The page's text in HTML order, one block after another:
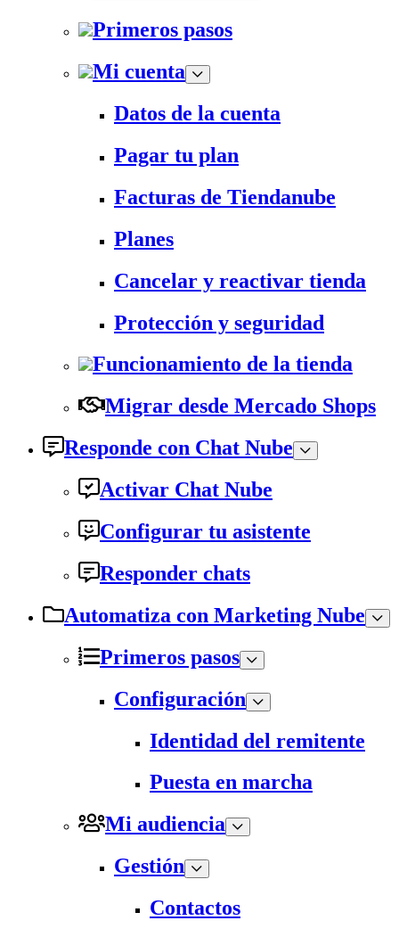
Primeros pasos
Mi cuenta
Datos de la cuenta
Pagar tu plan
Facturas de Tiendanube
Planes
Cancelar y reactivar tienda
Protección y seguridad
Funcionamiento de la tienda
Migrar desde Mercado Shops
Responde con Chat Nube
Activar Chat Nube
Configurar tu asistente
Responder chats
Automatiza con Marketing Nube
Primeros pasos
Configuración
Identidad del remitente
Puesta en marcha
Mi audiencia
Gestión
Contactos